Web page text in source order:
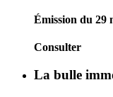
Émission du 29
Consulter
La bulle